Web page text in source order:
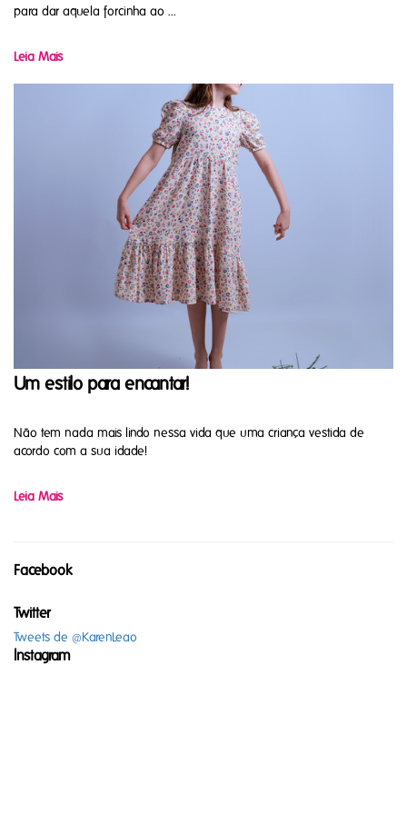
para dar aquela forcinha ao ...
Leia Mais
Um estilo para encantar!
Não tem nada mais lindo nessa vida que uma criança vestida de
acordo com a sua idade!
Leia Mais
Facebook
Twitter
Tweets de @KarenLeao
Instagram